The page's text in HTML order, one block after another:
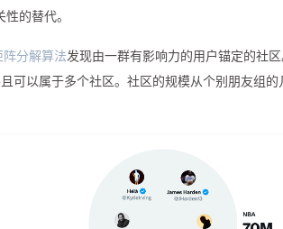
的替代。
分解算法发现由一群有影响力的用户锚定的社区
可以属于多个社区。社区的规模从个别朋友组的